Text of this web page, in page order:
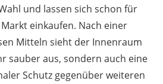
und lassen sich schon für
einkaufen. Nach einer
Mitteln sieht der Innenraum
sauber aus, sondern auch eine
Schutz gegenüber weiteren